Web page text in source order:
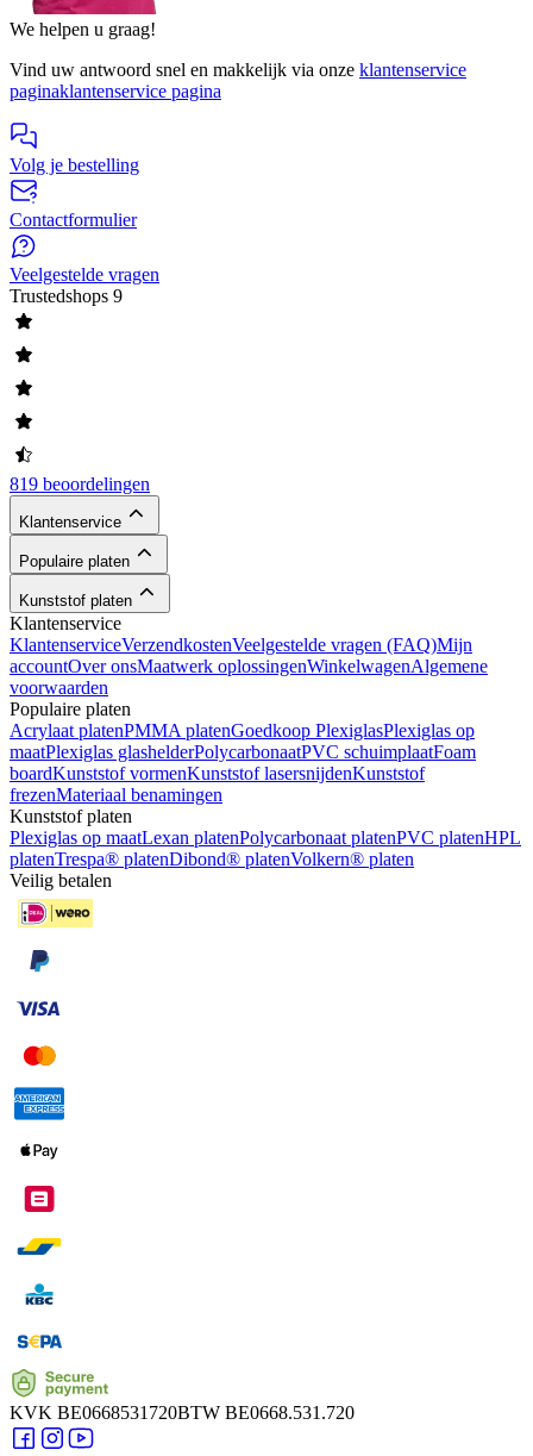
We helpen u graag!
Vind uw antwoord snel en makkelijk via onze klantenservice
paginaklantenservice pagina
Volg je bestelling
Contactformulier
Veelgestelde vragen
Trustedshops 9
819 beoordelingen
Klantenservice
Populaire platen
Kunststof platen
Klantenservice
KlantenserviceVerzendkostenVeelgestelde vragen (FAQ)Mijn
accountOver onsMaatwerk oplossingenWinkelwagenAlgemene
voorwaarden
Populaire platen
Acrylaat platenPMMA platenGoedkoop PlexiglasPlexiglas op
maatPlexiglas glashelderPolycarbonaatPVC schuimplaatFoam
boardKunststof vormenKunststof lasersnijdenKunststof
frezenMateriaal benamingen
Kunststof platen
Plexiglas op maatLexan platenPolycarbonaat platenPVC platenHPL
platenTrespa® platenDibond® platenVolkern® platen
Veilig betalen
KVK BE0668531720BTW BE0668.531.720